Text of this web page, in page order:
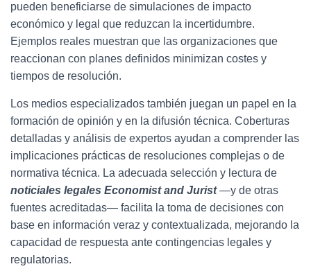
pueden beneficiarse de simulaciones de impacto
económico y legal que reduzcan la incertidumbre.
Ejemplos reales muestran que las organizaciones que
reaccionan con planes definidos minimizan costes y
tiempos de resolución.
Los medios especializados también juegan un papel en la
formación de opinión y en la difusión técnica. Coberturas
detalladas y análisis de expertos ayudan a comprender las
implicaciones prácticas de resoluciones complejas o de
normativa técnica. La adecuada selección y lectura de
noticiales legales Economist and Jurist—y de otras
fuentes acreditadas— facilita la toma de decisiones con
base en información veraz y contextualizada, mejorando la
capacidad de respuesta ante contingencias legales y
regulatorias.